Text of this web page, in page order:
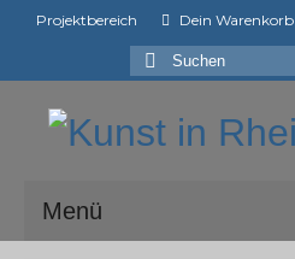
Projektbereich Dein Warenkorb
Suchen
Menü